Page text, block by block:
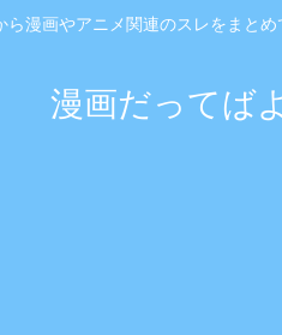
ら漫画やアニメ関連のスレをまとめ
漫画だってばよ